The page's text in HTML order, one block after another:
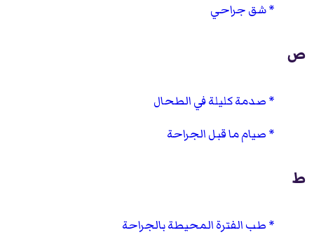
شق جراحي
ص
صدمة كليلة في الطحال
صيام ما قبل الجراحة
ط
طب الفترة المحيطة بالجراحة